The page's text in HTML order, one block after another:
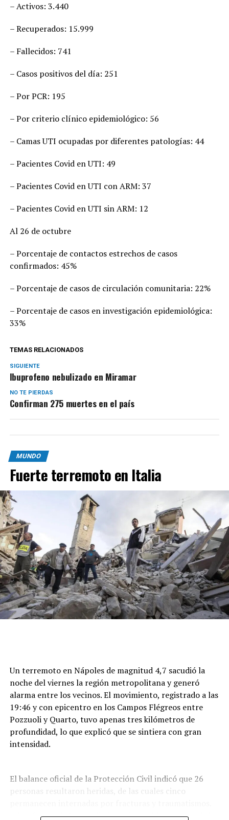
– Activos: 3.440
– Recuperados: 15.999
– Fallecidos: 741
– Casos positivos del día: 251
– Por PCR: 195
– Por criterio clínico epidemiológico: 56
– Camas UTI ocupadas por diferentes patologías: 44
– Pacientes Covid en UTI: 49
– Pacientes Covid en UTI con ARM: 37
– Pacientes Covid en UTI sin ARM: 12
Al 26 de octubre
– Porcentaje de contactos estrechos de casos
confirmados: 45%
– Porcentaje de casos de circulación comunitaria: 22%
– Porcentaje de casos en investigación epidemiológica:
33%
TEMAS RELACIONADOS
SIGUIENTE
Ibuprofeno nebulizado en Miramar
NO TE PIERDAS
Confirman 275 muertes en el país
MUNDO
Fuerte terremoto en Italia
Un terremoto en Nápoles de magnitud 4,7 sacudió la
noche del viernes la región metropolitana y generó
alarma entre los vecinos. El movimiento, registrado a las
19:46 y con epicentro en los Campos Flégreos entre
Pozzuoli y Quarto, tuvo apenas tres kilómetros de
profundidad, lo que explicó que se sintiera con gran
intensidad.
El balance oficial de la Protección Civil indicó que 26
personas resultaron heridas, de las cuales cinco
Además, por daños en distintos inmuebles se evacuó de